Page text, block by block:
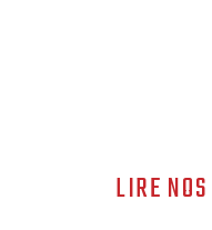
LIRE